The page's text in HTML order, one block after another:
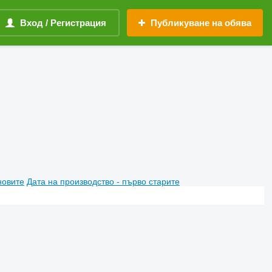
Вход / Регистрация Публикуване на обява
Дата на производство - първо старите